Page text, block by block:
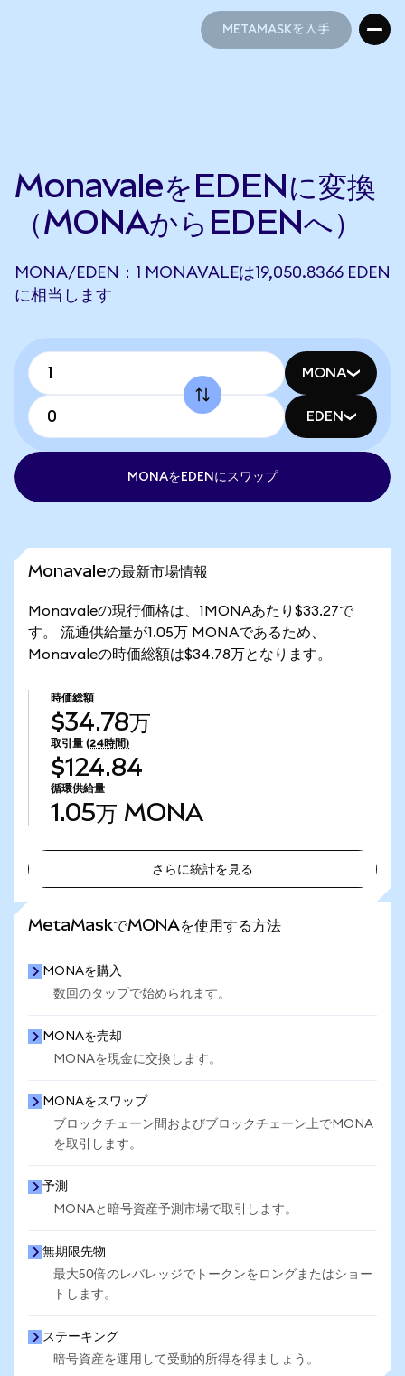
METAMASKを入手
MonavaleをEDENに変換
（MONAからEDENへ）
MONA/EDEN：1 MONAVALEは19,050.8366 EDEN
に相当します
MONA
EDEN
MONAをEDENにスワップ
Monavaleの最新市場情報
Monavaleの現行価格は、1MONAあたり$33.27で
す。 流通供給量が1.05万 MONAであるため、
Monavaleの時価総額は$34.78万となります。
時価総額
$34.78万
取引量 (24時間)
$124.84
循環供給量
1.05万 MONA
さらに統計を見る
MetaMaskでMONAを使用する方法
MONAを購入
数回のタップで始められます。
MONAを売却
MONAを現金に交換します。
MONAをスワップ
ブロックチェーン間およびブロックチェーン上でMONA
を取引します。
予測
MONAと暗号資産予測市場で取引します。
無期限先物
最大50倍のレバレッジでトークンをロングまたはショー
トします。
ステーキング
暗号資産を運用して受動的所得を得ましょう。